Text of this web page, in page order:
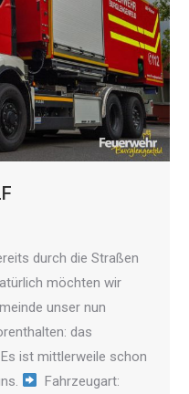
durch die Straßen
möchten wir
unser nun
das
ist mittlerweile schon
Fahrzeugart: